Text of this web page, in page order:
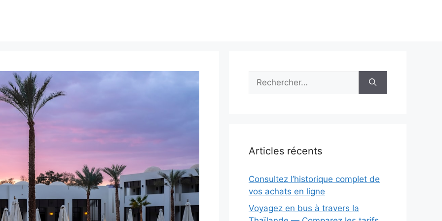
Rechercher :
Articles récents
Consultez l’historique complet de
vos achats en ligne
Voyagez en bus à travers la